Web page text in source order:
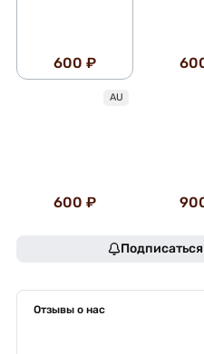
600 ₽
AU
600 ₽
Отзывы о нас